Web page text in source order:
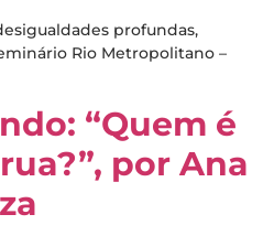
profundas,
Rio Metropolitano –
“Quem é
por Ana